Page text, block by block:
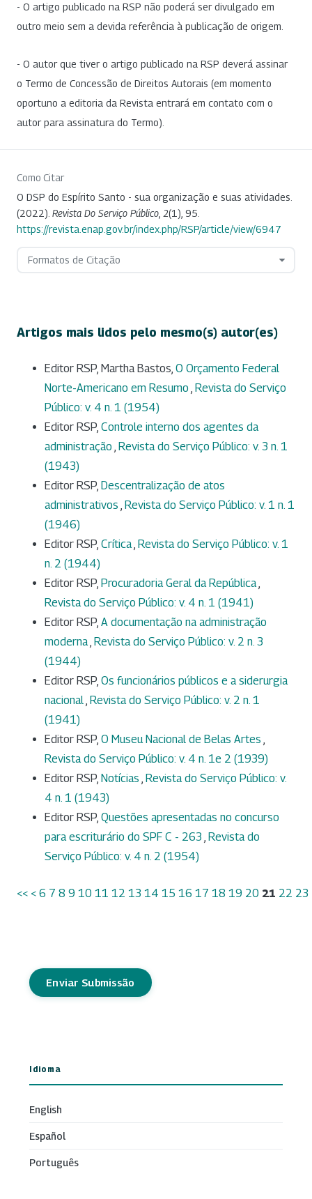
- O artigo publicado na RSP não poderá ser divulgado em
outro meio sem a devida referência à publicação de origem.
- O autor que tiver o artigo publicado na RSP deverá assinar
o Termo de Concessão de Direitos Autorais (em momento
oportuno a editoria da Revista entrará em contato com o
autor para assinatura do Termo).
Como Citar
O DSP do Espírito Santo - sua organização e suas atividades.
(2022). Revista Do Serviço Público 2(1), 95.
https://revista.enap.gov.br/index.php/RSP/article/view/6947
Formatos de Citação
Artigos mais lidos pelo mesmo(s) autor(es)
Editor RSP, Martha Bastos, O Orçamento Federal
Norte-Americano em Resumo Revista do Serviço
Público: v. 4 n. 1 (1954)
Editor RSP, Controle interno dos agentes da
administração Revista do Serviço Público: v. 3 n. 1
(1943)
Editor RSP, Descentralização de atos
administrativos Revista do Serviço Público: v. 1 n. 1
(1946)
Editor RSP, Crítica Revista do Serviço Público: v. 1
n. 2 (1944)
Editor RSP, Procuradoria Geral da República
Revista do Serviço Público: v. 4 n. 1 (1941)
Editor RSP, A documentação na administração
moderna Revista do Serviço Público: v. 2 n. 3
(1944)
Editor RSP, Os funcionários públicos e a siderurgia
nacional Revista do Serviço Público: v. 2 n. 1
(1941)
Editor RSP, O Museu Nacional de Belas Artes
Revista do Serviço Público: v. 4 n. 1e 2 (1939)
Editor RSP, Notícias Revista do Serviço Público: v.
4 n. 1 (1943)
Editor RSP, Questões apresentadas no concurso
para escriturário do SPF C - 263 Revista do
Serviço Público: v. 4 n. 2 (1954)
<< < 6 7 8 9 10 11 12 13 14 15 16 17 18 19 20 21 22 23
Enviar Submissão
Idioma
English
Español
Português